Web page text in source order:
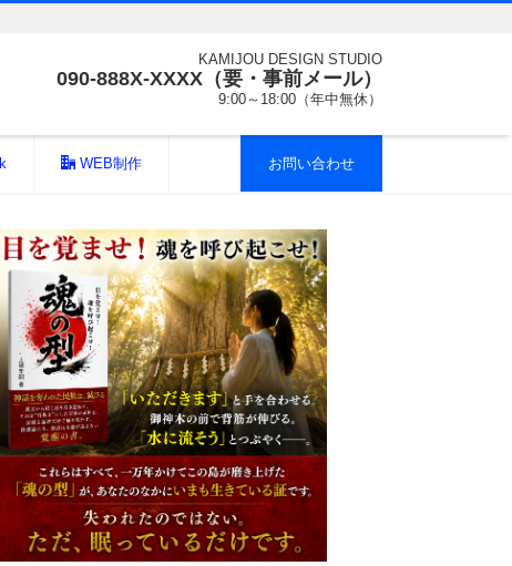
KAMIJOU DESIGN STUDIO
090-888X-XXXX（要・事前メール）
9:00～18:00（年中無休）
WEB制作 お問い合わせ